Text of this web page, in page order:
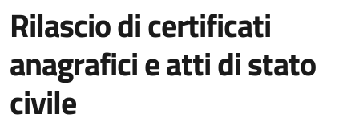
Rilascio di certificati
anagrafici e atti di stato
civile